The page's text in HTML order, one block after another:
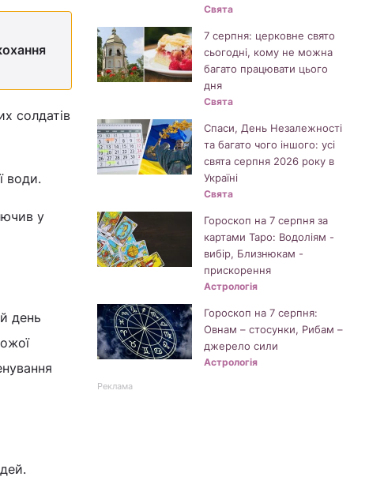
солдатів
води.
у
день
Свята
7 серпня: церковне свято
сьогодні, кому не можна
багато працювати цього
дня
Свята
Спаси, День Незалежності
та багато чого іншого: усі
свята серпня 2026 року в
Україні
Свята
Гороскоп на 7 серпня за
картами Таро: Водоліям -
вибір, Близнюкам -
прискорення
Астрологія
Гороскоп на 7 серпня:
Овнам – стосунки, Рибам –
джерело сили
Астрологія
Реклама